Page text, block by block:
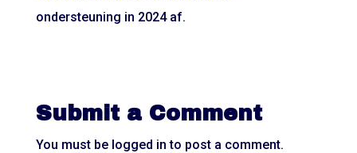
ondersteuning in 2024 af.
Submit a Comment
You must be logged in to post a comment.